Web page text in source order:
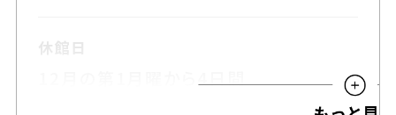
休館日
12月の第1月曜から4日間